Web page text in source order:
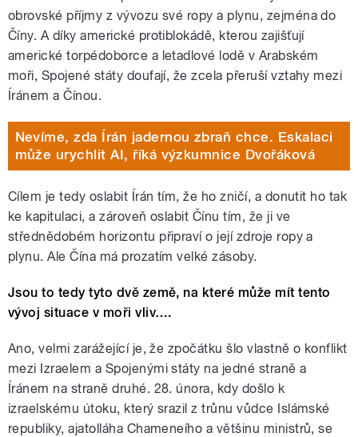
obrovské příjmy z vývozu své ropy a plynu, zejména do
Číny. A díky americké protiblokádě, kterou zajišťují
americké torpédoborce a letadlové lodě v Arabském
moři, Spojené státy doufají, že zcela přeruší vztahy mezi
Íránem a Čínou.
Nevíme, zda Írán jadernou zbraň chce. Eskalaci
může urychlit AI, říká výzkumnice Dvořáková
Cílem je tedy oslabit Írán tím, že ho zničí, a donutit ho tak
ke kapitulaci, a zároveň oslabit Čínu tím, že ji ve
střednědobém horizontu připraví o její zdroje ropy a
plynu. Ale Čína má prozatím velké zásoby.
Jsou to tedy tyto dvě země, na které může mít tento
vývoj situace v moři vliv….
Ano, velmi zarážející je, že zpočátku šlo vlastně o konflikt
mezi Izraelem a Spojenými státy na jedné straně a
Íránem na straně druhé. 28. února, kdy došlo k
izraelskému útoku, který srazil z trůnu vůdce Islámské
republiky, ajatolláha Chameneího a většinu ministrů, se